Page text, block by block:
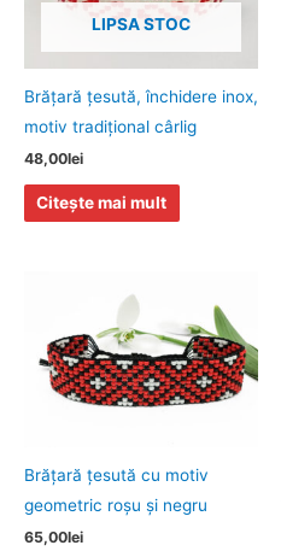
LIPSA STOC
Brăţară ţesută, închidere inox,
motiv tradiţional cârlig
48,00lei
Citește mai mult
Brăţară ţesută cu motiv
geometric roşu şi negru
65,00lei